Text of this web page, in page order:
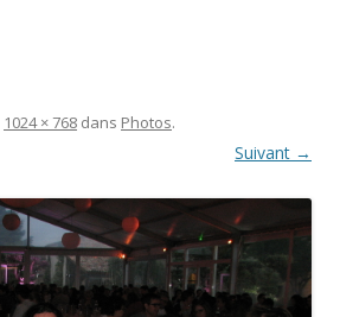
1024 × 768 dans Photos.
Suivant →